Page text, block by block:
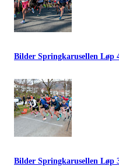
Bilder Springkarusellen Løp
Bilder Springkarusellen Løp